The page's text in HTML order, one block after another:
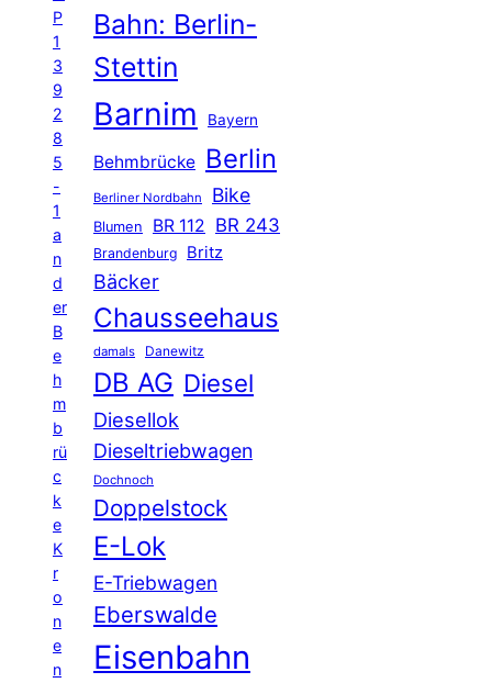
P
1
3
9
2
8
5
-
1
a
n
d
er
B
e
h
m
b
rü
c
k
e
K
r
o
n
e
n
Bahn: Berlin-
Stettin
Barnim Bayern
Behmbrücke Berlin
Berliner Nordbahn Bike
Blumen BR 112 BR 243
Brandenburg Britz
Bäcker
Chausseehaus
damals Danewitz
DB AG Diesel
Diesellok
Dieseltriebwagen
Dochnoch
Doppelstock
E-Lok
E-Triebwagen
Eberswalde
Eisenbahn